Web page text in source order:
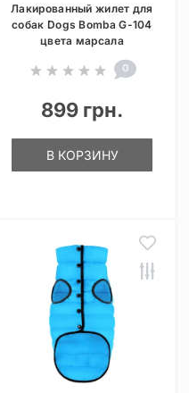
Лакированный жилет для
собак Dogs Bomba G-104
цвета марсала
0
899 грн.
В КОРЗИНУ